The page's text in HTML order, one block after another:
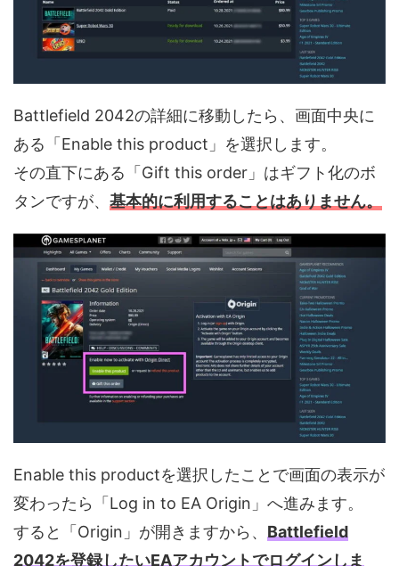
Battlefield 2042の詳細に移動したら、画面中央に
ある「Enable this product」を選択します。
その直下にある「Gift this order」はギフト化のボ
タンですが、 基本的に利用することはありません。
Enable this productを選択したことで画面の表示が
変わったら「Log in to EA Origin」へ進みます。
すると「Origin」が開きますから、 Battlefield
2042を登録したいEAアカウントでログインしま